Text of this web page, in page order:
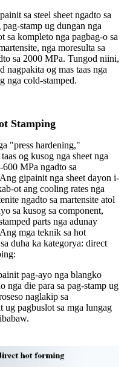
sa steel sheet ngadto sa
stamp ug dungan nga
sa kompleto nga pagbag-o sa
nga moresulta sa
sa 2000 MPa. Tungod niini,
nagpakita og mas taas nga
nga cold-stamped.
Stamping
"press hardening,"
og kusog nga sheet nga
MPa ngadto sa
gipainit nga sheet dayon i-
ot ang cooling rates nga
ngadto sa martensite atol
sa kusog sa component,
parts nga adunay
mga teknik sa hot
duha ka kategorya: direct
pag-ayo nga blangko
nga die para sa pag-stamp ug
naglakip sa
ug pagbuslot sa mga lungag